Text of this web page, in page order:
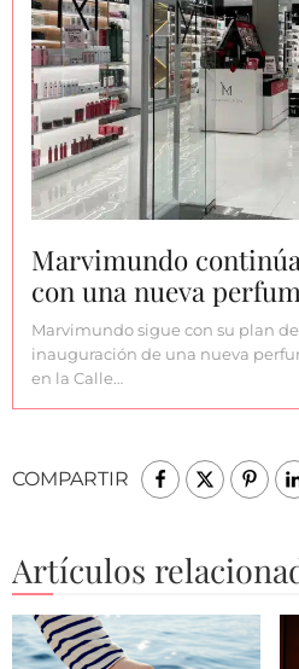
Marvimundo
con una nueva
Marvimundo sigue con su plan
inauguración de una nueva
en la Calle…
COMPARTIR
Artículos